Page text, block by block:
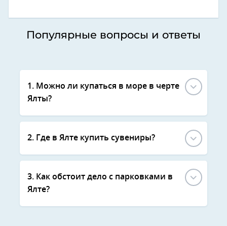
Популярные вопросы и ответы
1. Можно ли купаться в море в черте
Ялты?
2. Где в Ялте купить сувениры?
3. Как обстоит дело с парковками в
Ялте?